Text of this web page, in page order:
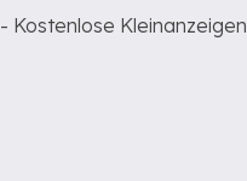
- Kostenlose Kleinanzeigen